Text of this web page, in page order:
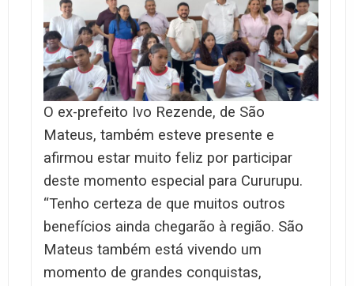
O ex-prefeito Ivo Rezende, de São
Mateus, também esteve presente e
afirmou estar muito feliz por participar
deste momento especial para Cururupu.
“Tenho certeza de que muitos outros
benefícios ainda chegarão à região. São
Mateus também está vivendo um
momento de grandes conquistas,